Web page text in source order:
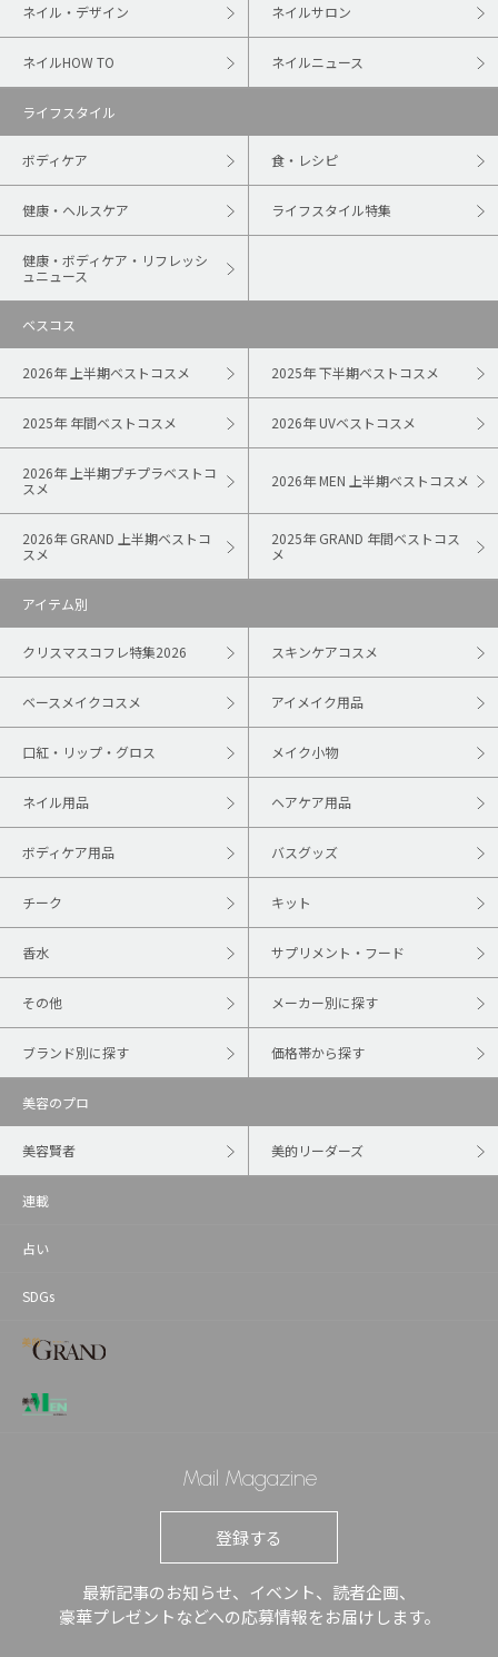
ネイル・デザイン ネイルサロン
ネイルHOW TO ネイルニュース
ライフスタイル
ボディケア 食・レシピ
健康・ヘルスケア ライフスタイル特集
健康・ボディケア・リフレッシ
ュニュース
ベスコス
2026年 上半期ベストコスメ 2025年 下半期ベストコスメ
2025年 年間ベストコスメ 2026年 UVベストコスメ
2026年 上半期プチプラベストコ
スメ
2026年 MEN 上半期ベストコスメ
2026年 GRAND 上半期ベストコ
スメ
2025年 GRAND 年間ベストコス
メ
アイテム別
クリスマスコフレ特集2026 スキンケアコスメ
ベースメイクコスメ アイメイク用品
口紅・リップ・グロス メイク小物
ネイル用品 ヘアケア用品
ボディケア用品 バスグッズ
チーク キット
香水 サプリメント・フード
その他 メーカー別に探す
ブランド別に探す 価格帯から探す
美容のプロ
美容賢者 美的リーダーズ
連載
占い
SDGs
Mail Magazine
登録する
最新記事のお知らせ、イベント、読者企画、
豪華プレゼントなどへの応募情報をお届けします。